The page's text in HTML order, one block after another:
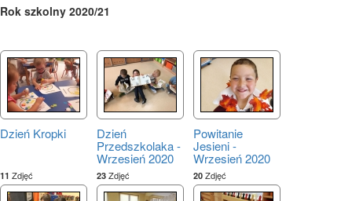
Rok szkolny 2020/21
Dzień Kropki
11 Zdjęć
Dzień
Przedszkolaka -
Wrzesień 2020
23 Zdjęć
Powitanie
Jesieni -
Wrzesień 2020
20 Zdjęć